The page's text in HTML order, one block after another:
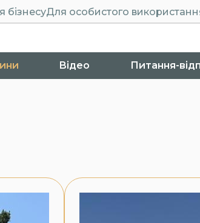
бізнесуДля особистого
Відео Питання-